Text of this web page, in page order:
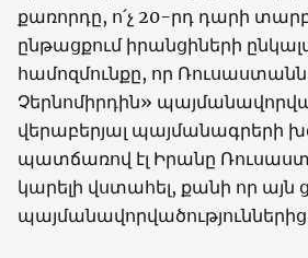
քառորդը, ո՛չ 20-րդ դարի
ընթացքում իրանցիների
համոզմունքը, որ Ռուսաստանն
Չերնոմիրդին»
վերաբերյալ պայմանագրերի
պատճառով էլ Իրանը
կարելի վստահել, քանի որ